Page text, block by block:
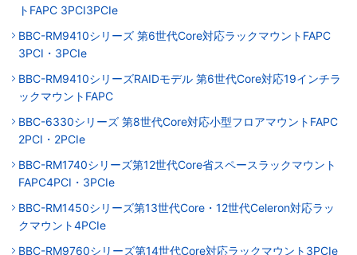
トFAPC 3PCI3PCIe
BBC-RM9410シリーズ 第6世代Core対応ラックマウントFAPC
3PCI・3PCIe
BBC-RM9410シリーズRAIDモデル 第6世代Core対応19インチラ
ックマウントFAPC
BBC-6330シリーズ 第8世代Core対応小型フロアマウントFAPC
2PCI・2PCIe
BBC-RM1740シリーズ第12世代Core省スペースラックマウント
FAPC4PCI・3PCIe
BBC-RM1450シリーズ第13世代Core・12世代Celeron対応ラッ
クマウント4PCIe
BBC-RM9760シリーズ第14世代Core対応ラックマウント3PCIe